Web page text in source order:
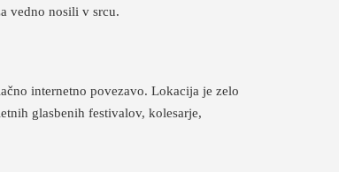
vedno nosili v srcu.
internetno povezavo. Lokacija je zelo
glasbenih festivalov, kolesarje,